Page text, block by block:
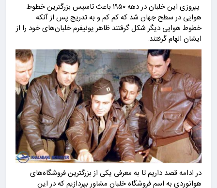
‎ پیروزی این خلبان در دهه ۱۹۵۰ باعث تاسیس بزرگترین خطوط
هوایی در سطح جهان شد که کم کم و به تدریج پس از آنکه
خطوط هوایی دیگر شکل گرفتند ظاهر یونیفرم خلبان‌های خود را از
ایشان الهام گرفتند.
در ادامه قصد داریم تا به معرفی یکی از بزرگترین فروشگاه‌های
هوانوردی به اسم فروشگاه خلبان مشاور بپردازیم که در این